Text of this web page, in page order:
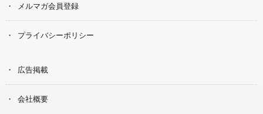
メルマガ会員登録
プライバシーポリシー
広告掲載
会社概要